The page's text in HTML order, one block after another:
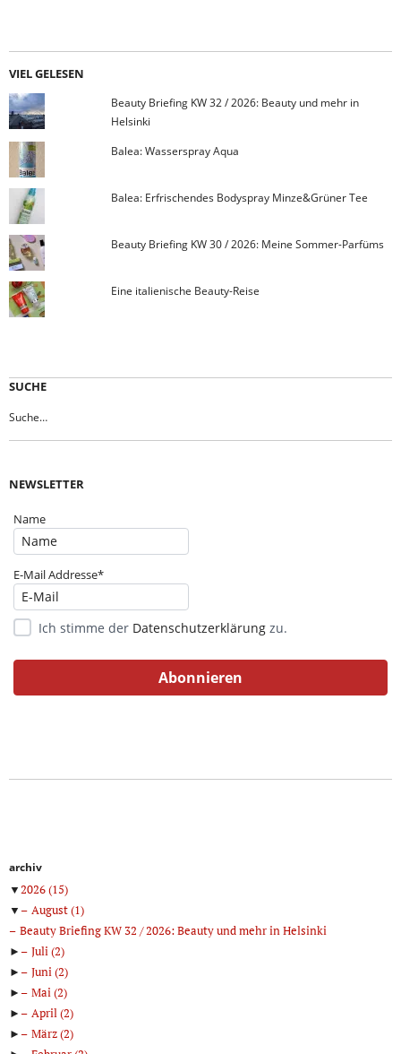
VIEL GELESEN
Beauty Briefing KW 32 / 2026: Beauty und mehr in
Helsinki
Balea: Wasserspray Aqua
Balea: Erfrischendes Bodyspray Minze&Grüner Tee
Beauty Briefing KW 30 / 2026: Meine Sommer-Parfüms
Eine italienische Beauty-Reise
SUCHE
NEWSLETTER
Name
E-Mail Addresse*
Ich stimme der Datenschutzerklärung zu.
archiv
▼2026(15)
▼
August(1)
Beauty Briefing KW 32 / 2026: Beauty und mehr in Helsinki
►
Juli(2)
►
Juni(2)
►
Mai(2)
►
April(2)
►
März(2)